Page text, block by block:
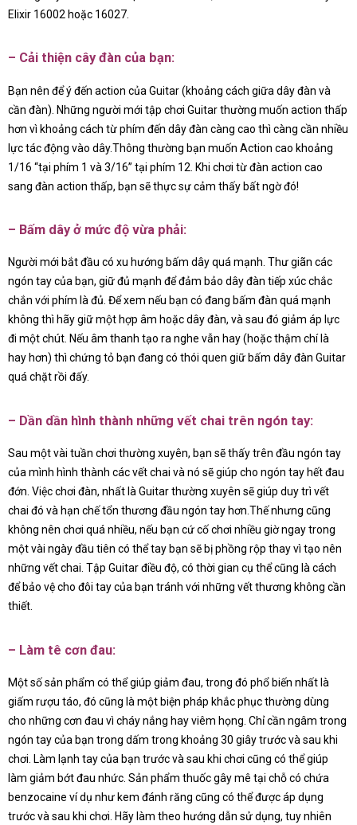
Elixir 16002 hoặc 16027.
– Cải thiện cây đàn của bạn:
Bạn nên để ý đến action của Guitar (khoảng cách giữa dây đàn và
cần đàn). Những người mới tập chơi Guitar thường muốn action thấp
hơn vì khoảng cách từ phím đến dây đàn càng cao thì càng cần nhiều
lực tác động vào dây.Thông thường bạn muốn Action cao khoảng
1/16 “tại phím 1 và 3/16” tại phím 12. Khi chơi từ đàn action cao
sang đàn action thấp, bạn sẽ thực sự cảm thấy bất ngờ đó!
– Bấm dây ở mức độ vừa phải:
Người mới bắt đầu có xu hướng bấm dây quá mạnh. Thư giãn các
ngón tay của bạn, giữ đủ mạnh để đảm bảo dây đàn tiếp xúc chắc
chắn với phím là đủ. Để xem nếu bạn có đang bấm đàn quá mạnh
không thì hãy giữ một hợp âm hoặc dây đàn, và sau đó giảm áp lực
đi một chút. Nếu âm thanh tạo ra nghe vẫn hay (hoặc thậm chí là
hay hơn) thì chứng tỏ bạn đang có thói quen giữ bấm dây đàn Guitar
quá chặt rồi đấy.
– Dần dần hình thành những vết chai trên ngón tay:
Sau một vài tuần chơi thường xuyên, bạn sẽ thấy trên đầu ngón tay
của mình hình thành các vết chai và nó sẽ giúp cho ngón tay hết đau
đớn. Việc chơi đàn, nhất là Guitar thường xuyên sẽ giúp duy trì vết
chai đó và hạn chế tổn thương đầu ngón tay hơn.Thế nhưng cũng
không nên chơi quá nhiều, nếu bạn cứ cố chơi nhiều giờ ngay trong
một vài ngày đầu tiên có thể tay bạn sẽ bị phồng rộp thay vì tạo nên
những vết chai. Tập Guitar điều độ, có thời gian cụ thể cũng là cách
để bảo vệ cho đôi tay của bạn tránh với những vết thương không cần
thiết.
– Làm tê cơn đau:
Một số sản phẩm có thể giúp giảm đau, trong đó phổ biến nhất là
giấm rượu táo, đó cũng là một biện pháp khắc phục thường dùng
cho những cơn đau vì cháy nắng hay viêm họng. Chỉ cần ngâm trong
ngón tay của bạn trong dấm trong khoảng 30 giây trước và sau khi
chơi. Làm lạnh tay của bạn trước và sau khi chơi cũng có thể giúp
làm giảm bớt đau nhức. Sản phẩm thuốc gây mê tại chỗ có chứa
benzocaine ví dụ như kem đánh răng cũng có thể được áp dụng
trước và sau khi chơi. Hãy làm theo hướng dẫn sử dụng, tuy nhiên